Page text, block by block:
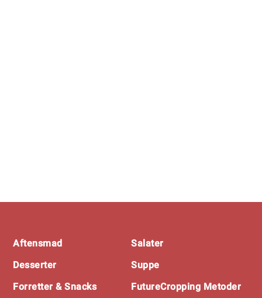
Footer
Aftensmad
Desserter
Forretter & Snacks
Salater
Suppe
FutureCropping Metoder